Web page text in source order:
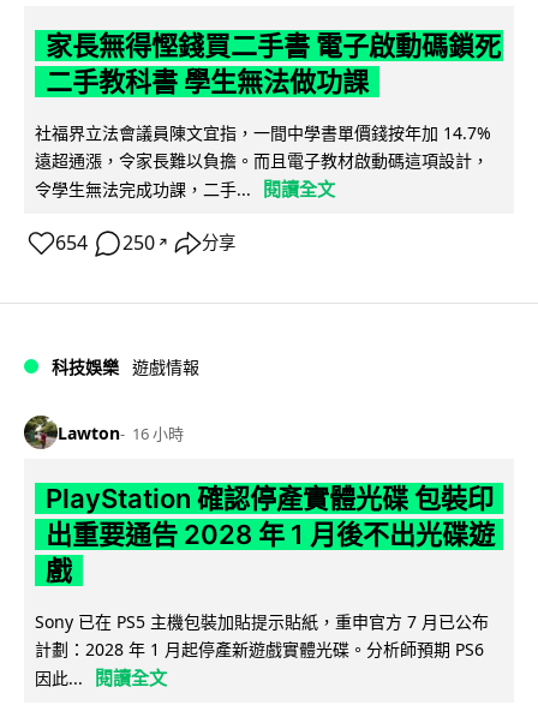
家長無得慳錢買二手書 電子啟動碼鎖死
二手教科書 學生無法做功課
社福界立法會議員陳文宜指，一間中學書單價錢按年加 14.7%
遠超通漲，令家長難以負擔。而且電子教材啟動碼這項設計，
令學生無法完成功課，二手...
閱讀全文
654 250 ↗ 分享
科技娛樂 遊戲情報
Lawton 16 小時
PlayStation 確認停產實體光碟 包裝印
出重要通告 2028 年 1 月後不出光碟遊
戲
Sony 已在 PS5 主機包裝加貼提示貼紙，重申官方 7 月已公布
計劃：2028 年 1 月起停產新遊戲實體光碟。分析師預期 PS6
因此...
閱讀全文